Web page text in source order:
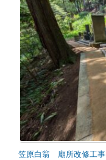
笠原白翁 廟所改修工事